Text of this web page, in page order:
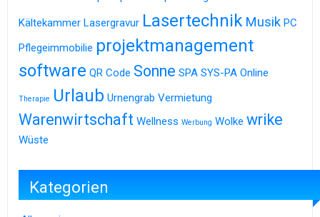
Kältekammer Lasergravur Lasertechnik Musik PC
Pflegeimmobilie projektmanagement
software QR Code Sonne SPA SYS-PA Online
Therapie Urlaub Urnengrab Vermietung
Warenwirtschaft Wellness Werbung Wolke wrike
Wüste
Kategorien